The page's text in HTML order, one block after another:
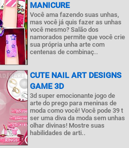
MANICURE
Você ama fazendo suas unhas,
mas você já quis fazer as unhas
você mesmo? Salão dos
namorados permite que você crie
sua própria unha arte com
centenas de combinaç..
CUTE NAIL ART DESIGNS
GAME 3D
3d super emocionante jogo de
arte do prego para meninas de
moda como você! Você pode 39 t
ser uma diva da moda sem unhas
olhar divinas! Mostre suas
habilidades de arti..